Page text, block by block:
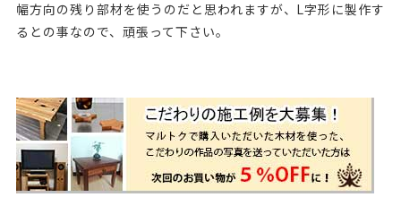
幅方向の残り部材を使うのだと思われますが、L字形に製作す
るとの事なので、頑張って下さい。